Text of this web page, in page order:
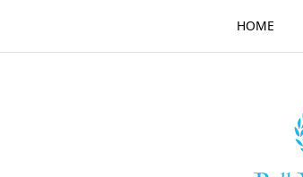
HOME